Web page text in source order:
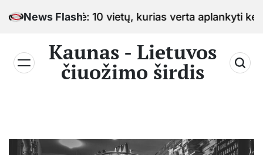
to
News Flash
10 vietų, kurias verta aplankyti keliaujant po
Kaunas - Lietuvos
čiuožimo širdis